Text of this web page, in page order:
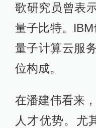
歌研究员曾表
量子比特。
量子计算云服
位构成。
在潘建伟看来
人才优势。尤